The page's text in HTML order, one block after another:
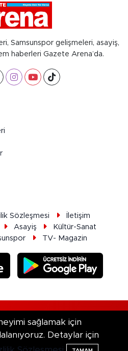
Samsunspor gelişmeleri, asayiş,
haberleri Gazete Arena’da.
Sözleşmesi
İletişim
Asayiş
Kültür-Sanat
TV- Magazin
© 2026. Her hakkı saklıdır.
TE Bilişim
sağlamak için
Detaylar için